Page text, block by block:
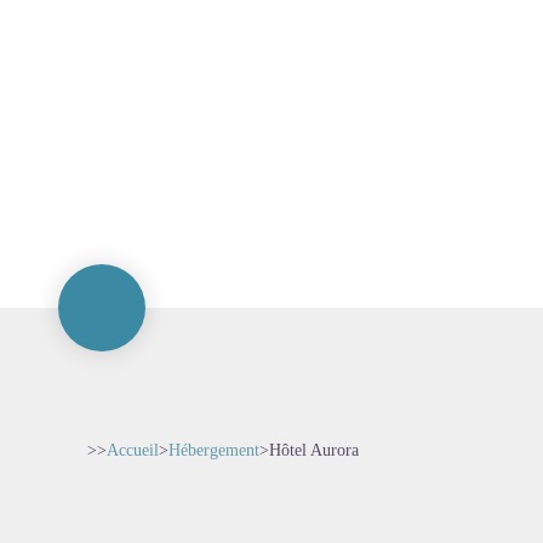
>>Accueil>Hébergement>Hôtel Aurora